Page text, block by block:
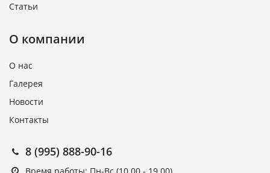
Статьи
О компании
О нас
Галерея
Новости
Контакты
8 (995) 888-90-16